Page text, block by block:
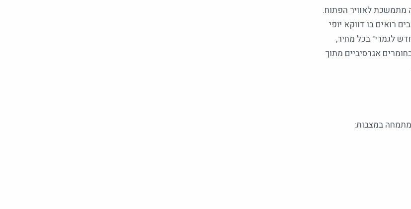
מתמשכת לאוויר הפתוח.
רואים בו דווקא יופי
לגמרי" בכל מחיר,
אגרסיביים מתוך
במצבות: